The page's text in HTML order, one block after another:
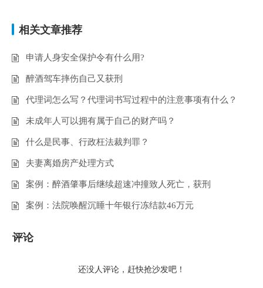
相关文章推荐
申请人身安全保护令有什么用?
醉酒驾车摔伤自己又获刑
代理词怎么写？代理词书写过程中的注意事项有什么？
未成年人可以拥有属于自己的财产吗？
什么是民事、行政枉法裁判罪？
夫妻离婚房产处理方式
案例：醉酒肇事后继续超速冲撞致人死亡，获刑
案例：法院唤醒沉睡十年银行冻结款46万元
评论
还没人评论，赶快抢沙发吧！